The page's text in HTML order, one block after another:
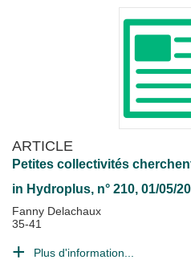
ARTICLE
Petites collectivités
in Hydroplus, n° 210, 01/05/
Fanny Delachaux
35-41
Plus d'information...